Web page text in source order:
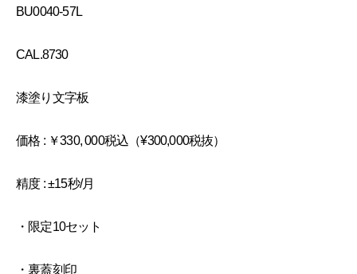
BU0040-57L
CAL.8730
漆塗り文字板
価格 : ￥330, 000税込（¥300,000税抜）
精度 : ±15秒/月
・限定10セット
・裏蓋刻印